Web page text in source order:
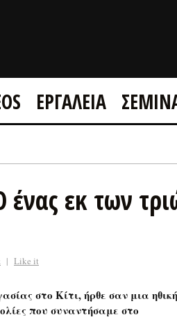
ΕΡΓΑΛΕΙΑ
ένας εκ των
| Like it
στο Κίτι, ήρθε σαν μια ηθική
που συναντήσαμε στο